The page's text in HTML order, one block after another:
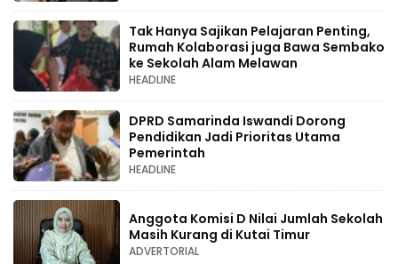
Tak Hanya Sajikan Pelajaran Penting,
Rumah Kolaborasi juga Bawa Sembako
ke Sekolah Alam Melawan
HEADLINE
DPRD Samarinda Iswandi Dorong
Pendidikan Jadi Prioritas Utama
Pemerintah
HEADLINE
Anggota Komisi D Nilai Jumlah Sekolah
Masih Kurang di Kutai Timur
ADVERTORIAL